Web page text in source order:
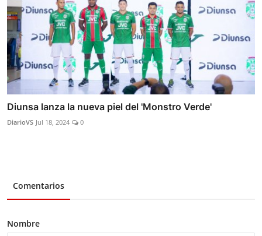
Diunsa lanza la nueva piel del 'Monstro Verde'
DiarioVS Jul 18, 2024 0
Comentarios
Nombre